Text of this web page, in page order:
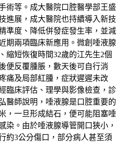
術等。成大醫院口腔醫學部王盛
進展，成大醫院也持續導入新技
準度、降低併發症發生率，並減
期兩項臨床新應用。微創唾液腺
短恢復時間32歲的江先生2個
便反覆腫脹，數天後可自行消
痛及局部紅腫，症狀遲遲未改
臨床評估、理學與影像檢查，診
醫師說明，唾液腺是口腔重要的
，一旦形成結石，便可能阻塞唾
染。由於唾液腺導管開口狹小，
約3公分傷口，部分病人甚至須